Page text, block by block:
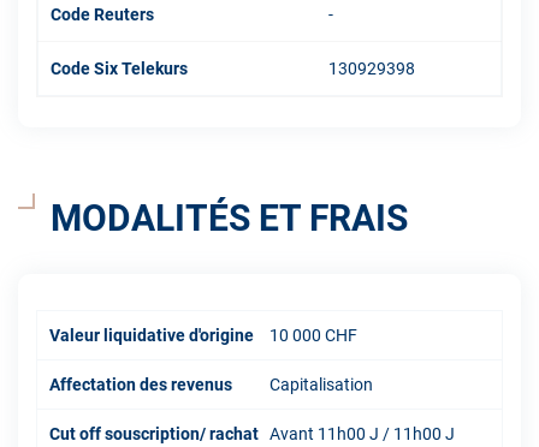
Code Reuters -
Code Six Telekurs 130929398
MODALITÉS ET FRAIS
Valeur liquidative d'origine 10 000 CHF
Affectation des revenus Capitalisation
Cut off souscription/ rachat Avant 11h00 J / 11h00 J